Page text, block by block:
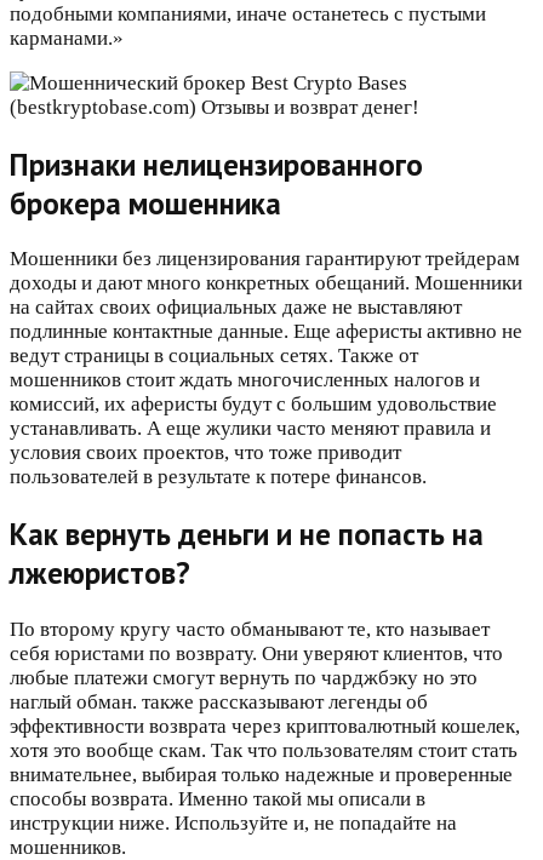
подобными компаниями, иначе останетесь с пустыми
карманами.»
Признаки нелицензированного
брокера мошенника
Мошенники без лицензирования гарантируют трейдерам
доходы и дают много конкретных обещаний. Мошенники
на сайтах своих официальных даже не выставляют
подлинные контактные данные. Еще аферисты активно не
ведут страницы в социальных сетях. Также от
мошенников стоит ждать многочисленных налогов и
комиссий, их аферисты будут с большим удовольствие
устанавливать. А еще жулики часто меняют правила и
условия своих проектов, что тоже приводит
пользователей в результате к потере финансов.
Как вернуть деньги и не попасть на
лжеюристов?
По второму кругу часто обманывают те, кто называет
себя юристами по возврату. Они уверяют клиентов, что
любые платежи смогут вернуть по чарджбэку но это
наглый обман. также рассказывают легенды об
эффективности возврата через криптовалютный кошелек,
хотя это вообще скам. Так что пользователям стоит стать
внимательнее, выбирая только надежные и проверенные
способы возврата. Именно такой мы описали в
инструкции ниже. Используйте и, не попадайте на
мошенников.